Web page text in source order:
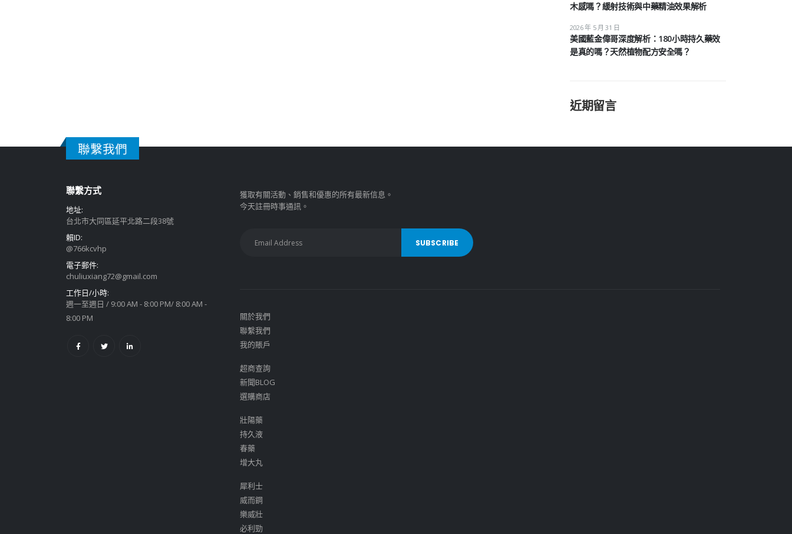
木感嗎？緩射技術與中藥精油效果解析
美國藍金偉哥深度解析：180小時持久藥效
是真的嗎？天然植物配方安全嗎？
2026 年 5 月 31 日
近期留言
聯繫我們
聯繫方式
地址:
台北市大同區延平北路二段38號
賴ID:
@766kcvhp
電子郵件:
chuliuxiang72@gmail.com
工作日/小時:
週一至週日 / 9:00 AM - 8:00 PM/ 8:00 AM -
8:00 PM
獲取有關活動、銷售和優惠的所有最新信息。
今天註冊時事通訊。
關於我們
聯繫我們
我的賬戶
超商查詢
新聞BLOG
選購商店
壯陽藥
持久液
春藥
增大丸
犀利士
威而鋼
樂威壯
必利勁